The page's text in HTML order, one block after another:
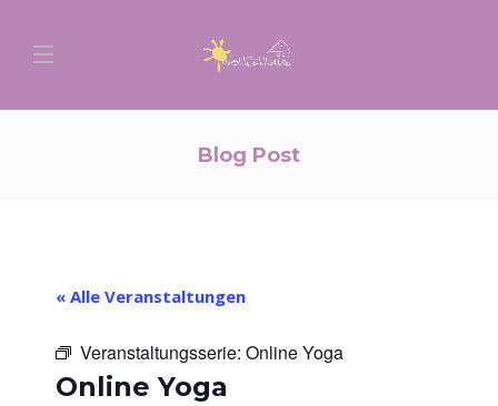
Blog Post
« Alle Veranstaltungen
Veranstaltungsserie: Online Yoga
Online Yoga